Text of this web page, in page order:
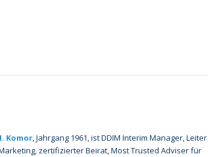
Komor, Jahrgang 1961, ist DDIM Interim Manager, Leiter
zertifizierter Beirat, Most Trusted Adviser für